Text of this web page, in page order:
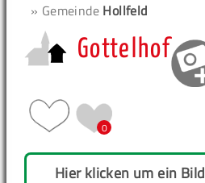
» Gemeinde Hollfeld
Gottelhof
0
Hier klicken um ein Bild